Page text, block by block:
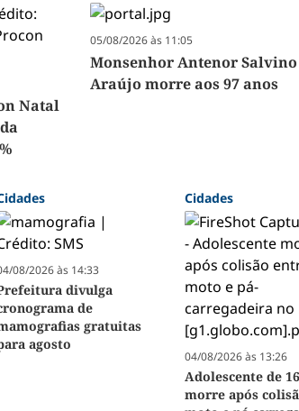
Natal
05/08/2026 às 11:05
Monsenhor Antenor Salvino
Araújo morre aos 97 anos
08/2026 às 14:33
divulga
de
gratuitas
agosto
Cidades
04/08/2026 às 13:26
Adolescente de
morre após